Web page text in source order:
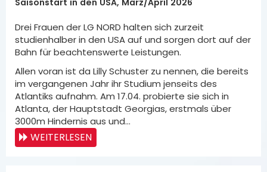
Saisonstart in den USA, März/April 2026
Drei Frauen der LG NORD halten sich zurzeit
studienhalber in den USA auf und sorgen dort auf der
Bahn für beachtenswerte Leistungen.
Allen voran ist da Lilly Schuster zu nennen, die bereits
im vergangenen Jahr ihr Studium jenseits des
Atlantiks aufnahm. Am 17.04. probierte sie sich in
Atlanta, der Hauptstadt Georgias, erstmals über
3000m Hindernis aus und…
WEITERLESEN